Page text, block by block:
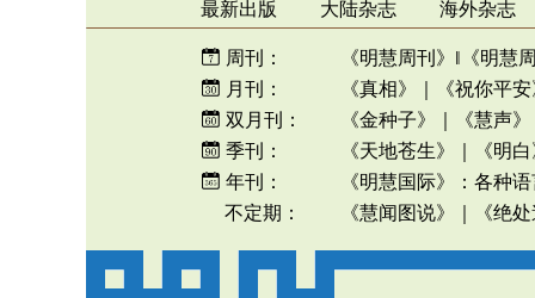
最新出版 大陆杂志 海外杂志
周刊： 《明慧周刊》 ‖ 《明慧
月刊：
《真相》
《祝你平
双月刊：
《金种子》 《慧声》
季刊：
《天地苍生》
《明
年刊：
《明慧国际》 ： 各种语
不定期：
《慧闻图说》 《绝